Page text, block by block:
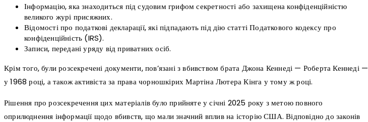
Інформацію, яка знаходиться під судовим грифом секретності або захищена конфіденційністю
великого журі присяжних.
Відомості про податкові декларації, які підпадають під дію статті Податкового кодексу про
конфіденційність (IRS).
Записи, передані уряду від приватних осіб.
Крім того, були розсекречені документи, пов’язані з вбивством брата Джона Кеннеді — Роберта Кеннеді —
у 1968 році, а також активіста за права чорношкірих Мартіна Лютера Кінга у тому ж році.
Рішення про розсекречення цих матеріалів було прийняте у січні 2025 року з метою повного
оприлюднення інформації щодо вбивств, що мали значний вплив на історію США. Відповідно до законів